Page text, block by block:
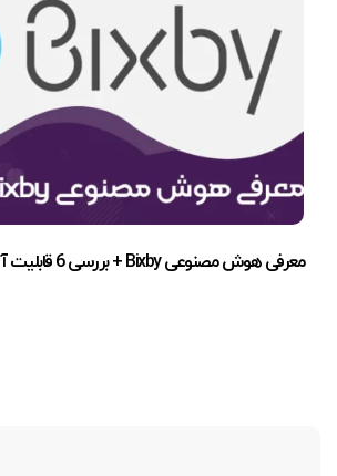
معرفی هوش مصنوعی Bixby + بررسی 6 قابلیت آن